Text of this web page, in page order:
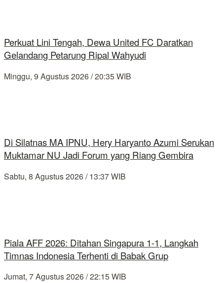
Perkuat Lini Tengah, Dewa United FC Daratkan
Gelandang Petarung Ripal Wahyudi
Minggu, 9 Agustus 2026 / 20:35 WIB
Di Silatnas MA IPNU, Hery Haryanto Azumi Serukan
Muktamar NU Jadi Forum yang Riang Gembira
Sabtu, 8 Agustus 2026 / 13:37 WIB
Piala AFF 2026: Ditahan Singapura 1-1, Langkah
Timnas Indonesia Terhenti di Babak Grup
Jumat, 7 Agustus 2026 / 22:15 WIB